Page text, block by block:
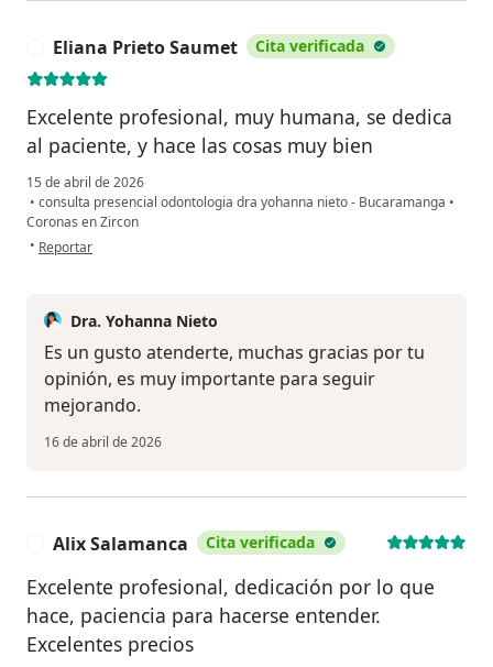
Eliana Prieto Saumet Cita verificada
Excelente profesional, muy humana, se dedica
al paciente, y hace las cosas muy bien
15 de abril de 2026
• consulta presencial odontologia dra yohanna nieto - Bucaramanga •
Coronas en Zircon
• en opinión del usuario Eliana Prieto Saumet
Reportar
Dra. Yohanna Nieto
Es un gusto atenderte, muchas gracias por tu
opinión, es muy importante para seguir
mejorando.
16 de abril de 2026
Alix Salamanca Cita verificada
Excelente profesional, dedicación por lo que
hace, paciencia para hacerse entender.
Excelentes precios